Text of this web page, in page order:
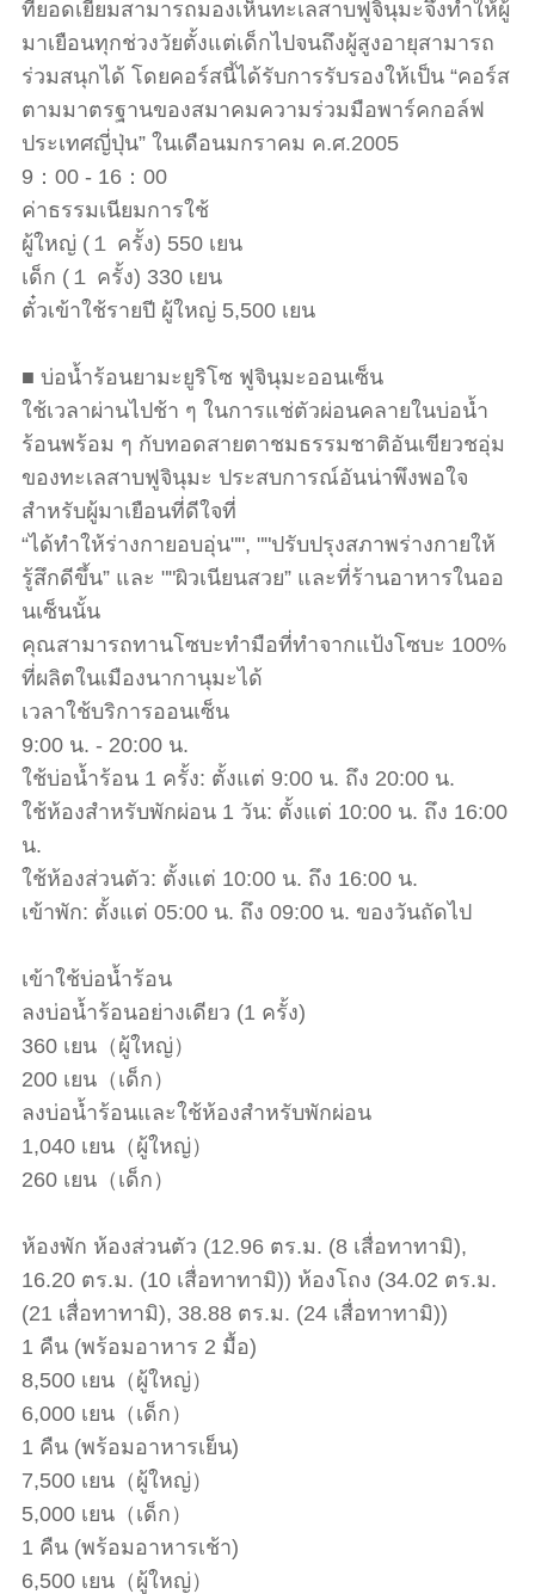
ที่ยอดเยี่ยมสามารถมองเห็นทะเลสาบฟูจินุมะจึงทำให้ผู้
มาเยือนทุกช่วงวัยตั้งแต่เด็กไปจนถึงผู้สูงอายุสามารถ
ร่วมสนุกได้ โดยคอร์สนี้ได้รับการรับรองให้เป็น “คอร์ส
ตามมาตรฐานของสมาคมความร่วมมือพาร์คกอล์ฟ
ประเทศญี่ปุ่น” ในเดือนมกราคม ค.ศ.2005
9：00 - 16：00
ค่าธรรมเนียมการใช้
ผู้ใหญ่ (１ ครั้ง) 550 เยน
เด็ก (１ ครั้ง) 330 เยน
ตั๋วเข้าใช้รายปี ผู้ใหญ่ 5,500 เยน
■ บ่อน้ำร้อนยามะยูริโซ ฟูจินุมะออนเซ็น
ใช้เวลาผ่านไปช้า ๆ ในการแช่ตัวผ่อนคลายในบ่อน้ำ
ร้อนพร้อม ๆ กับทอดสายตาชมธรรมชาติอันเขียวชอุ่ม
ของทะเลสาบฟูจินุมะ ประสบการณ์อันน่าพึงพอใจ
สำหรับผู้มาเยือนที่ดีใจที่
“ได้ทำให้ร่างกายอบอุ่น"", ""ปรับปรุงสภาพร่างกายให้
รู้สึกดีขึ้น” และ ""ผิวเนียนสวย” และที่ร้านอาหารในออ
นเซ็นนั้น
คุณสามารถทานโซบะทำมือที่ทำจากแป้งโซบะ 100%
ที่ผลิตในเมืองนากานุมะได้
เวลาใช้บริการออนเซ็น
9:00 น. - 20:00 น.
ใช้บ่อน้ำร้อน 1 ครั้ง: ตั้งแต่ 9:00 น. ถึง 20:00 น.
ใช้ห้องสำหรับพักผ่อน 1 วัน: ตั้งแต่ 10:00 น. ถึง 16:00
น.
ใช้ห้องส่วนตัว: ตั้งแต่ 10:00 น. ถึง 16:00 น.
เข้าพัก: ตั้งแต่ 05:00 น. ถึง 09:00 น. ของวันถัดไป
เข้าใช้บ่อน้ำร้อน
ลงบ่อน้ำร้อนอย่างเดียว (1 ครั้ง)
360 เยน（ผู้ใหญ่）
200 เยน（เด็ก）
ลงบ่อน้ำร้อนและใช้ห้องสำหรับพักผ่อน
1,040 เยน（ผู้ใหญ่）
260 เยน（เด็ก）
ห้องพัก ห้องส่วนตัว (12.96 ตร.ม. (8 เสื่อทาทามิ),
16.20 ตร.ม. (10 เสื่อทาทามิ)) ห้องโถง (34.02 ตร.ม.
(21 เสื่อทาทามิ), 38.88 ตร.ม. (24 เสื่อทาทามิ))
1 คืน (พร้อมอาหาร 2 มื้อ)
8,500 เยน（ผู้ใหญ่）
6,000 เยน（เด็ก）
1 คืน (พร้อมอาหารเย็น)
7,500 เยน（ผู้ใหญ่）
5,000 เยน（เด็ก）
1 คืน (พร้อมอาหารเช้า)
6,500 เยน（ผู้ใหญ่）